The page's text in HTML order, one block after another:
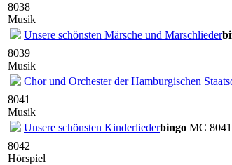
8038
Musik
Unsere schönsten Märsche und Marschlieder
8039
Musik
Chor und Orchester der Hamburgischen
8041
Musik
Unsere schönsten Kinderliederbingo MC
8042
Hörspiel